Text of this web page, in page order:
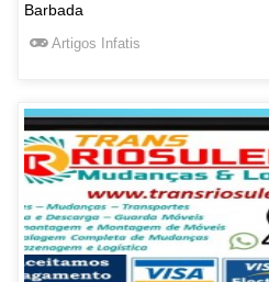
Barbada
Artigos Infatis